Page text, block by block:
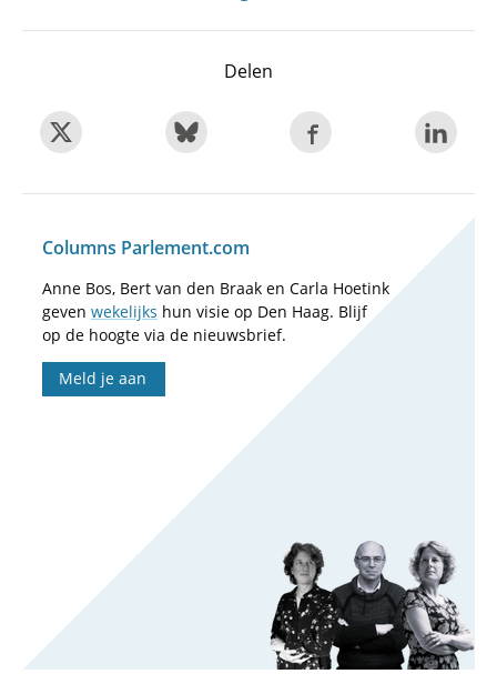
Delen
Columns Parlement.com
Anne Bos, Bert van den Braak en Carla Hoetink
geven wekelijks hun visie op Den Haag. Blijf
op de hoogte via de nieuwsbrief.
Meld je aan